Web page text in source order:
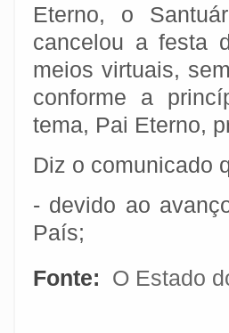
Eterno, o
cancelou a festa
meios virtuais,
conforme a
tema, Pai Eterno,
Diz o comunicado
- devido ao
País;
Fonte:
O Estado